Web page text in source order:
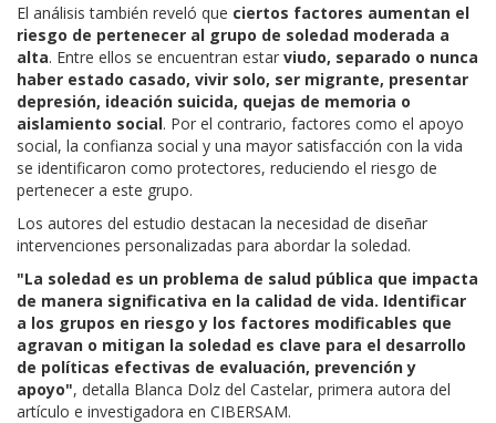
El análisis también reveló que ciertos factores aumentan el
riesgo de pertenecer al grupo de soledad moderada a
alta. Entre ellos se encuentran estar viudo, separado o nunca
haber estado casado, vivir solo, ser migrante, presentar
depresión, ideación suicida, quejas de memoria o
aislamiento social. Por el contrario, factores como el apoyo
social, la confianza social y una mayor satisfacción con la vida
se identificaron como protectores, reduciendo el riesgo de
pertenecer a este grupo.
Los autores del estudio destacan la necesidad de diseñar
intervenciones personalizadas para abordar la soledad.
"La soledad es un problema de salud pública que impacta
de manera significativa en la calidad de vida. Identificar
a los grupos en riesgo y los factores modificables que
agravan o mitigan la soledad es clave para el desarrollo
de políticas efectivas de evaluación, prevención y
apoyo", detalla Blanca Dolz del Castelar, primera autora del
artículo e investigadora en CIBERSAM.